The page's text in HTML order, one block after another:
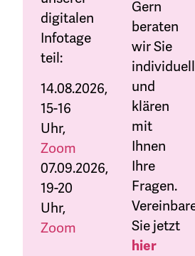
digitalen
Infotage
teil:
14.08.2026,
15-16
Uhr,
Zoom
07.09.2026,
19-20
Uhr,
Zoom
Gern
beraten
wir Sie
individuell
und
klären
mit
Ihnen
Ihre
Fragen.
Sie jetzt
hier